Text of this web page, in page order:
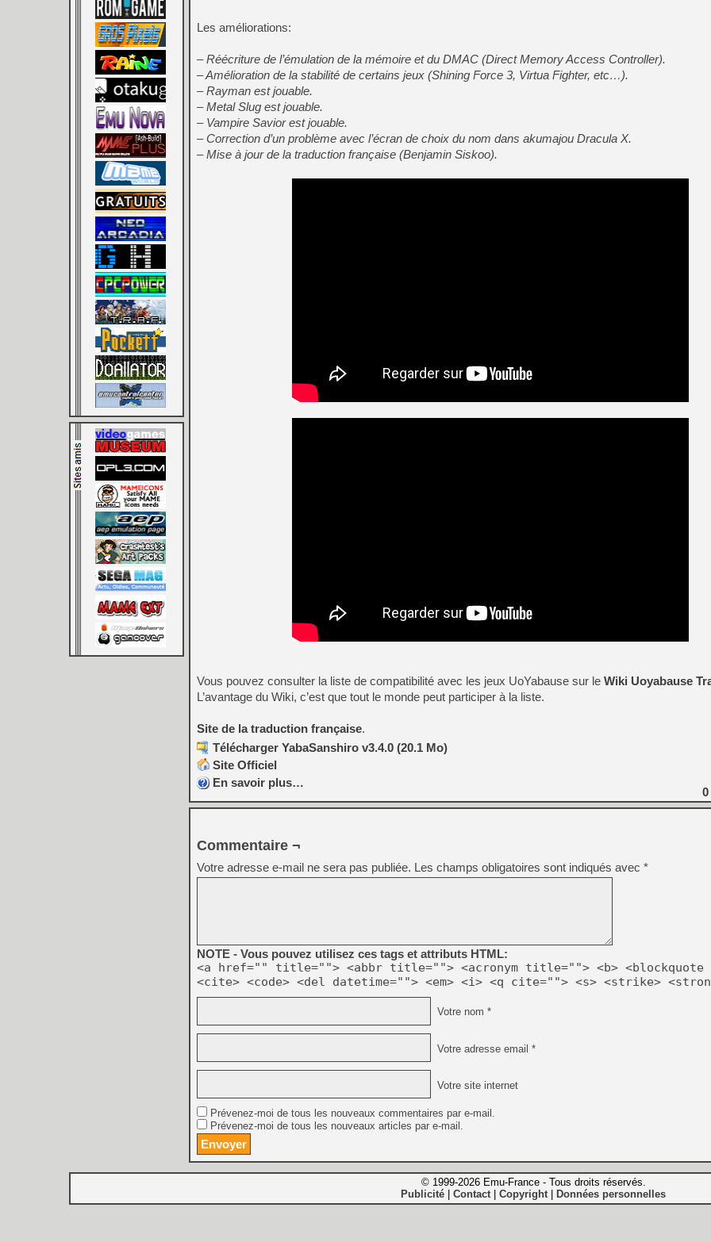
[LS] [PS5] Premiers
Les améliorations:
– Réécriture de l’émulation de la mémoire et du DMAC (Direct Memory Access Controller).
– Amélioration de la stabilité de certains jeux (Shining Force 3, Virtua Fighter, etc…).
– Rayman est jouable.
– Metal Slug est jouable.
– Vampire Savior est jouable.
– Correction d’un problème avec l’écran de choix du nom dans akumajou Dracula X.
– Mise à jour de la traduction française (Benjamin Siskoo).
Vous pouvez consulter la liste de compatibilité avec les jeux UoYabause sur le Wiki Uoyabause
L’avantage du Wiki, c’est que tout le monde peut participer à la liste.
Site de la traduction française.
Télécharger YabaSanshiro v3.4.0 (20.1 Mo)
Site Officiel
En savoir plus…
0
Commentaire ¬
Votre adresse e-mail ne sera pas publiée. Les champs obligatoires sont indiqués avec *
NOTE - Vous pouvez utilisez ces tags et attributs HTML:
<a href="" title=""> <abbr title=""> <acronym title=""> <b> <blockquote
<cite> <code> <del datetime=""> <em> <i> <q cite=""> <s> <strike>
Votre nom *
Votre adresse email *
Votre site internet
Prévenez-moi de tous les nouveaux commentaires par e-mail.
Prévenez-moi de tous les nouveaux articles par e-mail.
© 1999-2026 Emu-France - Tous droits réservés.
Publicité Contact Copyright Données personnelles